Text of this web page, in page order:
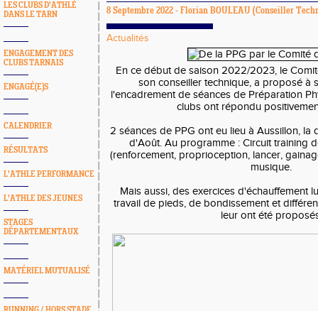
LES CLUBS D'ATHLÉ
DANS LE TARN
ENGAGEMENT DES
CLUBS TARNAIS
ENGAGÉ(E)S
CALENDRIER
RÉSULTATS
L'ATHLE PERFORMANCE
L'ATHLE DES JEUNES
STAGES
DÉPARTEMENTAUX
MATÉRIEL MUTUALISÉ
8 Septembre 2022 - Florian BOULEAU (Conseiller
Actualités
En ce début de saison 2022/2023, le
son conseiller technique, a proposé à
l'encadrement de séances de Préparation
clubs ont répondu
2 séances de PPG ont eu lieu à Aussillon, la
d'Août. Au programme : Circuit training
(renforcement, proprioception, lancer,
musique.
Mais aussi, des exercices d'échauffement
travail de pieds, de bondissement et
leur ont été